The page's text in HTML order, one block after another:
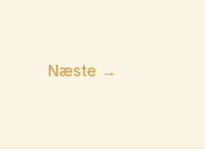
Næste →